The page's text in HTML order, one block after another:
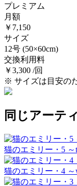
プレミアム
月額
￥7,150
サイズ
12号 (50×60cm)
交換利用料
￥3,300 /回
※ サイズは目安の
同じアーテ
猫のエミリー・5 ～
猫のエミリー・4 ～